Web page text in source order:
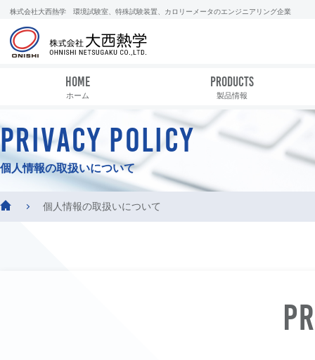
株式会社大西熱学 環境試験室、特殊試験装置、カロリーメータのエンジニアリング企業
HOME
ホーム
PRODUCTS
製品情報
PRIVACY POLICY
個人情報の取扱いについて
個人情報の取扱いについて